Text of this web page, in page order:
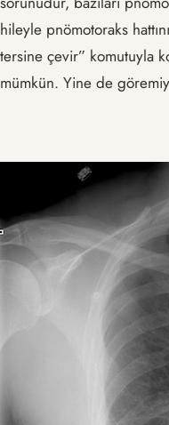
hileyle pnömotoraks
tersine çevir” komutuyla
mümkün. Yine de